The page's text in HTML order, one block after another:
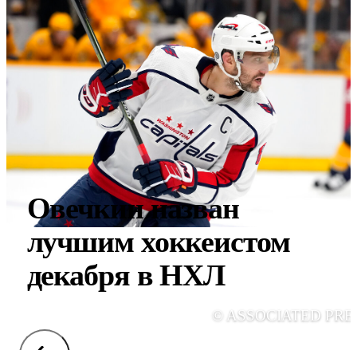
Овечкин назван
лучшим хоккеистом
декабря в НХЛ
© ASSOCIATED